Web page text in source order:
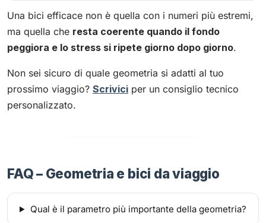
Una bici efficace non è quella con i numeri più estremi,
ma quella che resta coerente quando il fondo
peggiora e lo stress si ripete giorno dopo giorno.
Non sei sicuro di quale geometria si adatti al tuo
prossimo viaggio? Scrivici per un consiglio tecnico
personalizzato.
FAQ – Geometria e bici da viaggio
Qual è il parametro più importante della geometria?